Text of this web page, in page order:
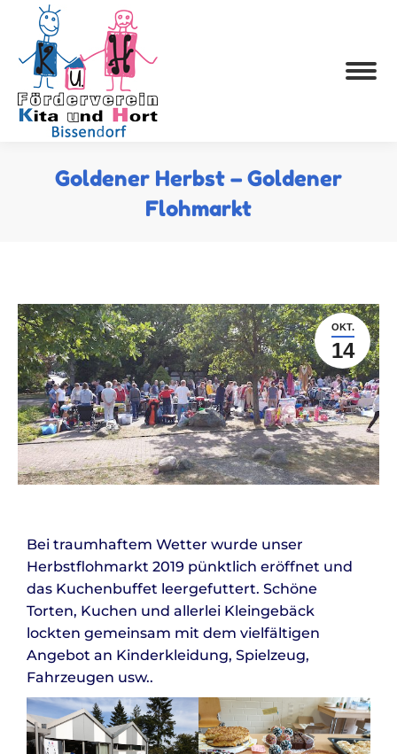
Goldener Herbst – Goldener
Flohmarkt
OKT.
14
Bei traumhaftem Wetter wurde unser
Herbstflohmarkt 2019 pünktlich eröffnet und
das Kuchenbuffet leergefuttert. Schöne
Torten, Kuchen und allerlei Kleingebäck
lockten gemeinsam mit dem vielfältigen
Angebot an Kinderkleidung, Spielzeug,
Fahrzeugen usw..